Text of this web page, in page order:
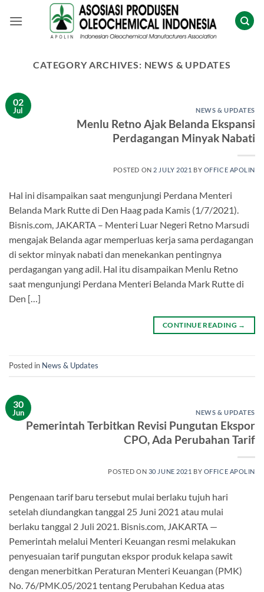
CATEGORY ARCHIVES: NEWS & UPDATES
02
Jul NEWS & UPDATES
Menlu Retno Ajak Belanda Ekspansi
Perdagangan Minyak Nabati
POSTED ON 2 JULY 2021 BY OFFICE APOLIN
Hal ini disampaikan saat mengunjungi Perdana Menteri
Belanda Mark Rutte di Den Haag pada Kamis (1/7/2021).
Bisnis.com, JAKARTA – Menteri Luar Negeri Retno Marsudi
mengajak Belanda agar memperluas kerja sama perdagangan
di sektor minyak nabati dan menekankan pentingnya
perdagangan yang adil. Hal itu disampaikan Menlu Retno
saat mengunjungi Perdana Menteri Belanda Mark Rutte di
Den […]
CONTINUE READING →
Posted in News & Updates
30
Jun NEWS & UPDATES
Pemerintah Terbitkan Revisi Pungutan Ekspor
CPO, Ada Perubahan Tarif
POSTED ON 30 JUNE 2021 BY OFFICE APOLIN
Pengenaan tarif baru tersebut mulai berlaku tujuh hari
setelah diundangkan tanggal 25 Juni 2021 atau mulai
berlaku tanggal 2 Juli 2021. Bisnis.com, JAKARTA —
Pemerintah melalui Menteri Keuangan resmi melakukan
penyesuaian tarif pungutan ekspor produk kelapa sawit
dengan menerbitkan Peraturan Menteri Keuangan (PMK)
No. 76/PMK.05/2021 tentang Perubahan Kedua atas